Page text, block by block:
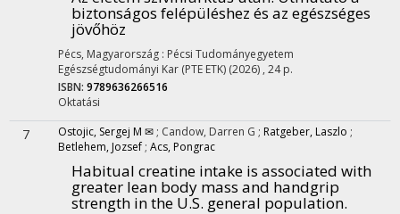
biztonságos felépüléshez és az egészséges
jövőhöz
Pécs, Magyarország : Pécsi Tudományegyetem
Egészségtudományi Kar (PTE ETK) (2026) , 24 p.
ISBN: 9789636266516
Oktatási
7 Ostojic, Sergej M ✉ ; Candow, Darren G ; Ratgeber, Laszlo ;
Betlehem, Jozsef ; Acs, Pongrac
Habitual creatine intake is associated with
greater lean body mass and handgrip
strength in the U.S. general population.